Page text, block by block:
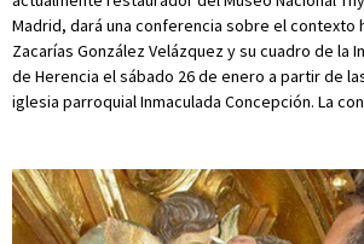
Madrid, dará una conferencia sobre el
Zacarías González Velázquez y su cuadro de la
de Herencia el sábado 26 de enero a partir de
iglesia parroquial Inmaculada Concepción. La